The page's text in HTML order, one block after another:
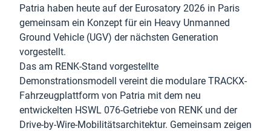
Patria haben heute auf der Eurosatory 2026 in Paris
gemeinsam ein Konzept für ein Heavy Unmanned
Ground Vehicle (UGV) der nächsten Generation
vorgestellt.
Das am RENK-Stand vorgestellte
Demonstrationsmodell vereint die modulare TRACKX-
Fahrzeugplattform von Patria mit dem neu
entwickelten HSWL 076-Getriebe von RENK und der
Drive-by-Wire-Mobilitätsarchitektur. Gemeinsam zeigen